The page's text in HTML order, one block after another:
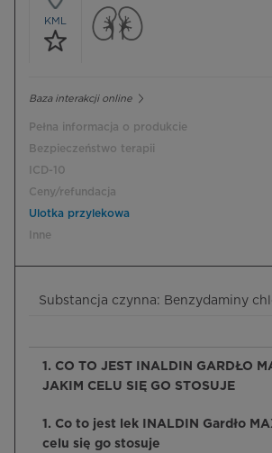
KML
Baza interakcji online
Pełna informacja o produkcie
Bezpieczeństwo terapii
ICD-10
Ceny/refundacja
Ulotka przylekowa
Inne
Substancja czynna: Benzydaminy
1. CO TO JEST INALDIN GARDŁO
JAKIM CELU SIĘ GO STOSUJE
1. Co to jest lek INALDIN Gardło
celu się go stosuje